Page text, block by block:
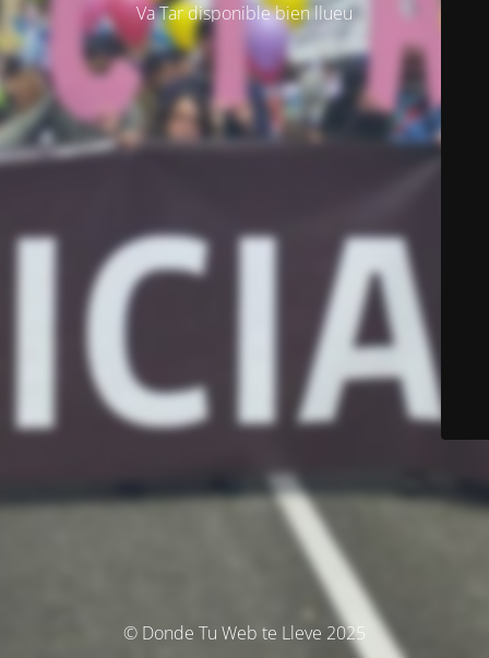
Va Tar disponible bien llueu
© Donde Tu Web te Lleve 2025